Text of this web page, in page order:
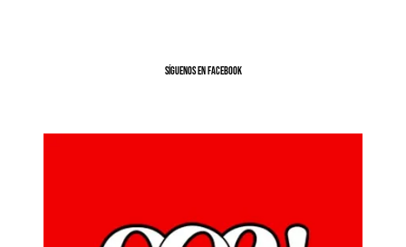
SíGUENOS EN FACEBOOK